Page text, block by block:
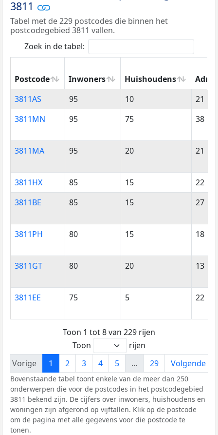
3811
Tabel met de 229 postcodes die binnen het
postcodegebied 3811 vallen.
Zoek in de tabel:
Postcode Inwoners Huishoudens
Postcode
Inwoners Huishoudens
3811AS 95 10
21
3811MN
95 75 38
3811MA 95 20 21
3811HX 85 15
22
3811BE
85 15 27
3811PH 80 15 18
3811GT 80 20 13
3811EE 75 5 22
Toon 1 tot 8 van 229 rijen
Toon
rijen
Vorige
1 2 3 4 5 … 29 Volgende
Bovenstaande tabel toont enkele van de meer dan 250
onderwerpen die voor de postcodes in het postcodegebied
3811 bekend zijn. De cijfers over inwoners, huishoudens en
woningen zijn afgerond op vijftallen. Klik op de postcode
om de pagina met alle gegevens voor die postcode te
tonen.